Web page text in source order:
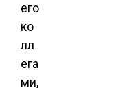
его
ко
лл
ега
ми,